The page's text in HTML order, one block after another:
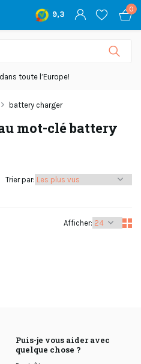
9,3
0
toute l’Europe!
battery charger
mot-clé battery
Afficher:
Trier par:
Puis-je vous aider avec
quelque chose ?